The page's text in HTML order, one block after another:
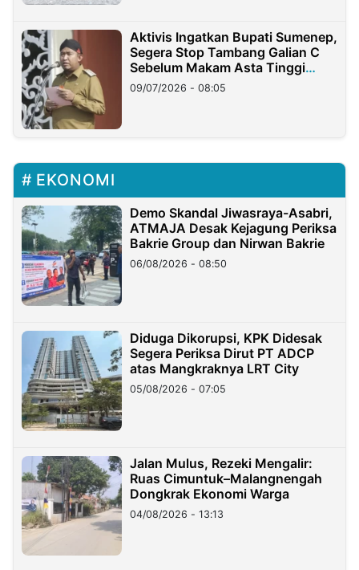
Aktivis Ingatkan Bupati Sumenep,
Segera Stop Tambang Galian C
Sebelum Makam Asta Tinggi
Longsor
09/07/2026 - 08:05
EKONOMI
Demo Skandal Jiwasraya-Asabri,
ATMAJA Desak Kejagung Periksa
Bakrie Group dan Nirwan Bakrie
06/08/2026 - 08:50
Diduga Dikorupsi, KPK Didesak
Segera Periksa Dirut PT ADCP
atas Mangkraknya LRT City
05/08/2026 - 07:05
Jalan Mulus, Rezeki Mengalir:
Ruas Cimuntuk–Malangnengah
Dongkrak Ekonomi Warga
04/08/2026 - 13:13